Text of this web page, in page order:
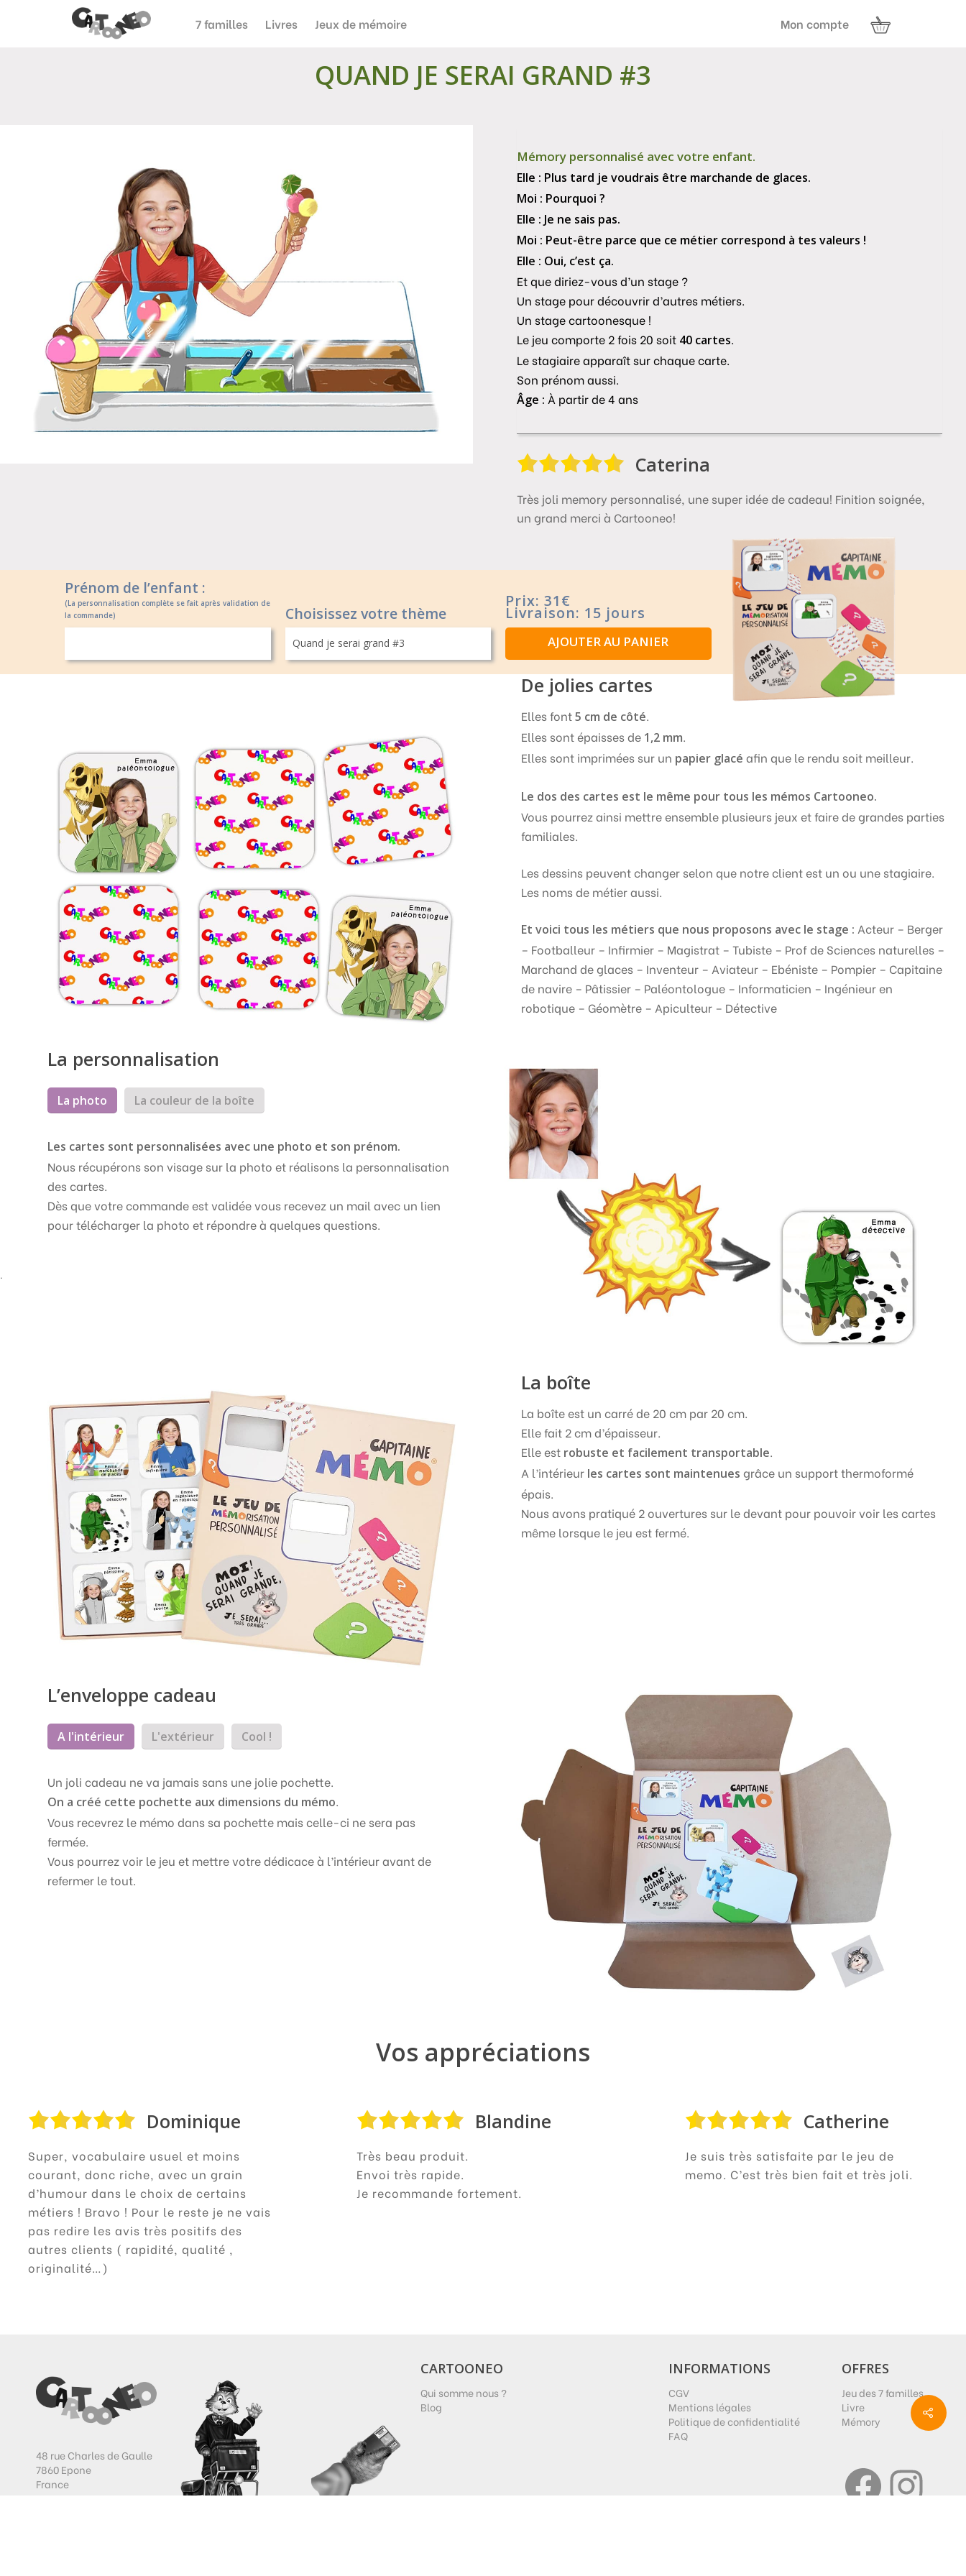
7 familles Livres Jeux de mémoire Mon compte
QUAND JE SERAI GRAND #3
Mémory personnalisé avec votre enfant.
Elle : Plus tard je voudrais être marchande de glaces.
Moi : Pourquoi ?
Elle : Je ne sais pas.
Moi : Peut-être parce que ce métier correspond à tes valeurs !
Elle : Oui, c’est ça.
Et que diriez-vous d’un stage ?
Un stage pour découvrir d’autres métiers.
Un stage cartoonesque !
Le jeu comporte 2 fois 20 soit 40 cartes.
Le stagiaire apparaît sur chaque carte.
Son prénom aussi.
Âge : À partir de 4 ans
Caterina
Très joli memory personnalisé, une super idée de cadeau! Finition soignée,
un grand merci à Cartooneo!
Prénom de l’enfant :
(La personnalisation complète se fait après validation de
la commande)
Choisissez votre thème
Prix: 31€
Livraison: 15 jours
AJOUTER AU PANIER
De jolies cartes
Elles font5 cm de côté.
Elles sont épaisses de 1,2 mm.
Elles sont imprimées sur un papier glacé afin que le rendu soit meilleur.
Le dos des cartes est le même pour tous les mémos Cartooneo.
Vous pourrez ainsi mettre ensemble plusieurs jeux et faire de grandes parties
familiales.
Les dessins peuvent changer selon que notre client est un ou une stagiaire.
Les noms de métier aussi.
Et voici tous les métiers que nous proposons avec le stage : Acteur – Berger
– Footballeur – Infirmier – Magistrat – Tubiste – Prof de Sciences naturelles –
Marchand de glaces – Inventeur – Aviateur – Ebéniste – Pompier – Capitaine
de navire – Pâtissier – Paléontologue – Informaticien – Ingénieur en
robotique – Géomètre – Apiculteur – Détective
La personnalisation
La photo La couleur de la boîte
Les cartes sont personnalisées avec une photo et son prénom.
Nous récupérons son visage sur la photo et réalisons la personnalisation
des cartes.
Dès que votre commande est validée vous recevez un mail avec un lien
pour télécharger la photo et répondre à quelques questions.
.
La boîte
La boîte est un carré de 20 cm par 20 cm.
Elle fait 2 cm d’épaisseur.
Elle est robuste et facilement transportable.
A l’intérieur les cartes sont maintenues grâce un support thermoformé
épais.
Nous avons pratiqué 2 ouvertures sur le devant pour pouvoir voir les cartes
même lorsque le jeu est fermé.
L’enveloppe cadeau
A l'intérieur L'extérieur Cool !
Un joli cadeau ne va jamais sans une jolie pochette.
On a créé cette pochette aux dimensions du mémo.
Vous recevrez le mémo dans sa pochette mais celle-ci ne sera pas
fermée.
Vous pourrez voir le jeu et mettre votre dédicace à l’intérieur avant de
refermer le tout.
Vos appréciations
Dominique
Super, vocabulaire usuel et moins
courant, donc riche, avec un grain
d’humour dans le choix de certains
métiers ! Bravo ! Pour le reste je ne vais
pas redire les avis très positifs des
autres clients ( rapidité, qualité ,
originalité…)
Blandine
Très beau produit.
Envoi très rapide.
Je recommande fortement.
Catherine
Je suis très satisfaite par le jeu de
memo. C’est très bien fait et très joli.
48 rue Charles de Gaulle
7860 Epone
France
CARTOONEO
Qui somme nous ?
Blog
INFORMATIONS
CGV
Mentions légales
Politique de confidentialité
FAQ
OFFRES
Jeu des 7 familles
Livre
Mémory
Facebook